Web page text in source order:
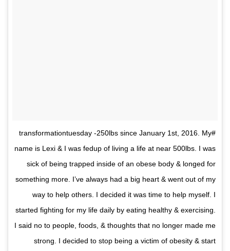
#transformationtuesday -250lbs since January 1st, 2016. My
name is Lexi & I was fedup of living a life at near 500lbs. I was
sick of being trapped inside of an obese body & longed for
something more. I’ve always had a big heart & went out of my
way to help others. I decided it was time to help myself. I
started fighting for my life daily by eating healthy & exercising.
I said no to people, foods, & thoughts that no longer made me
strong. I decided to stop being a victim of obesity & start